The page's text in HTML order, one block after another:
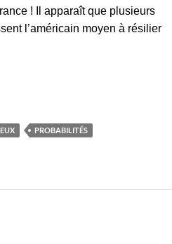
! Il apparaît que plusieurs
l’américain moyen à résilier
PROBABILITÉS